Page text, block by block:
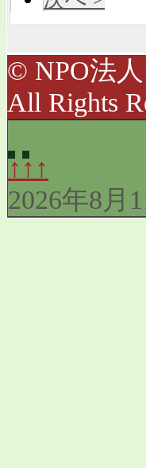
© NPO法
All Rights
↑↑↑
2026年8月